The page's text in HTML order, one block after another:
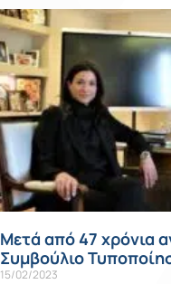
Μετά από 47 χρόνια
Συμβούλιο
15/02/2023